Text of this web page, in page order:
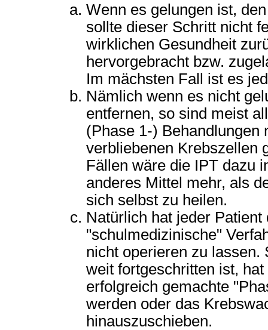
Wenn es gelungen ist,
sollte dieser Schritt nicht
wirklichen Gesundheit
hervorgebracht bzw.
Im mächsten Fall ist es
Nämlich wenn es nicht
entfernen, so sind meist
(Phase 1-) Behandlungen
verbliebenen Krebszellen
Fällen wäre die IPT dazu
anderes Mittel mehr, als
sich selbst zu heilen.
Natürlich hat jeder
"schulmedizinische"
nicht operieren zu lassen.
weit fortgeschritten ist,
erfolgreich gemachte
werden oder das
hinauszuschieben.